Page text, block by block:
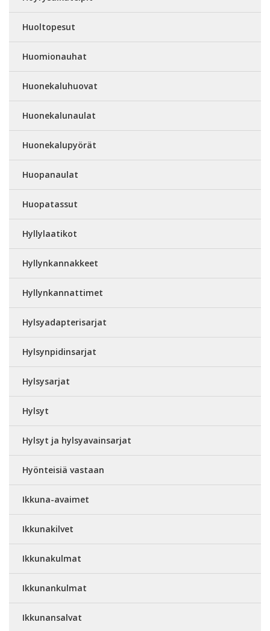
Huoltopesut
Huomionauhat
Huonekaluhuovat
Huonekalunaulat
Huonekalupyörät
Huopanaulat
Huopatassut
Hyllylaatikot
Hyllynkannakkeet
Hyllynkannattimet
Hylsyadapterisarjat
Hylsynpidinsarjat
Hylsysarjat
Hylsyt
Hylsyt ja hylsyavainsarjat
Hyönteisiä vastaan
Ikkuna-avaimet
Ikkunakilvet
Ikkunakulmat
Ikkunankulmat
Ikkunansalvat